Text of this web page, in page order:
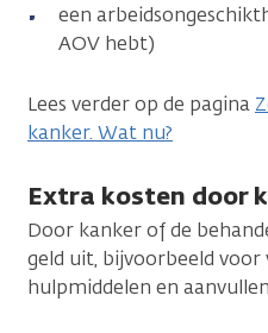
een
AOV hebt)
Lees verder op de pagina
kanker. Wat nu?
Extra kosten door
Door kanker of de
geld uit, bijvoorbeeld
hulpmiddelen en